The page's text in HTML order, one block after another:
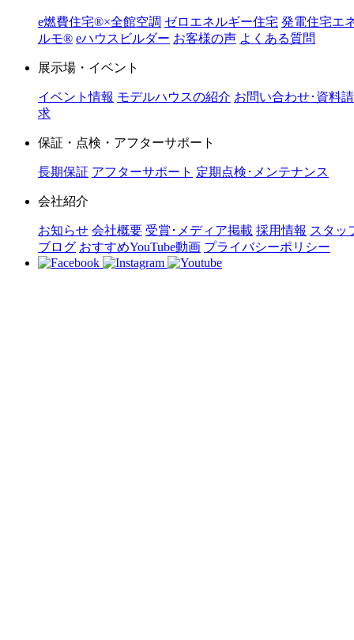
e燃費住宅®︎×全館空調 ゼロエネルギー住宅 発電住宅エ
ルモ®︎ eハウスビルダー お客様の声 よくある質問
展示場・イベント
イベント情報 モデルハウスの紹介 お問い合わせ･資料請
求
保証・点検・アフターサポート
長期保証 アフターサポート 定期点検･メンテナンス
会社紹介
お知らせ 会社概要 受賞･メディア掲載 採用情報 スタッ
ブログ おすすめYouTube動画 プライバシーポリシー